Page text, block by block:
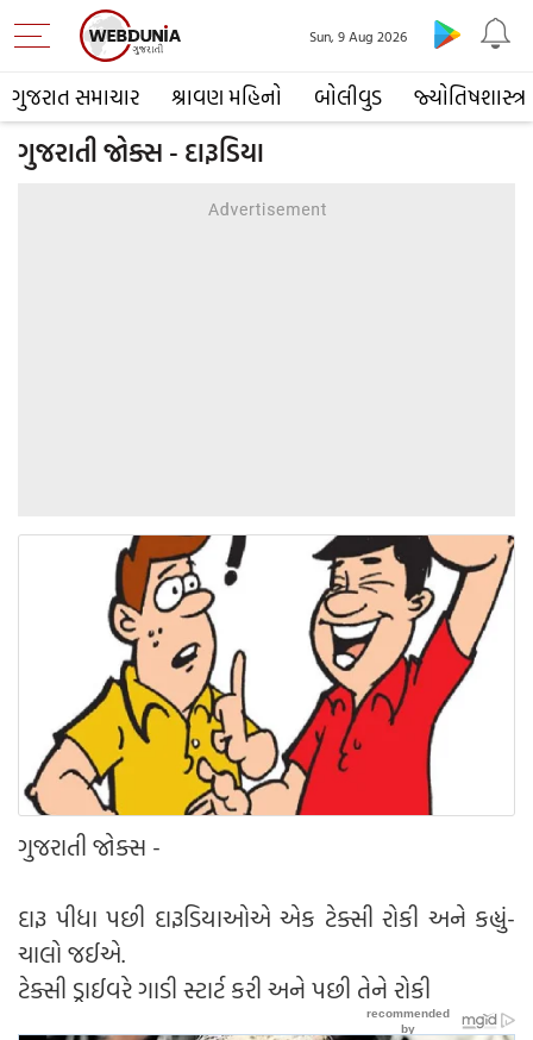
ગુજરાત સમાચાર શ્રાવણ મહિનો બોલીવુડ જ્યોતિષશાસ્ત્ર
Sun, 9 Aug 2026
ગુજરાતી જોક્સ - દારૂડિયા
ગુજરાતી જોક્સ -
દારૂ પીધા પછી દારૂડિયાઓએ એક ટેક્સી રોકી અને કહ્યું-
ચાલો જઈએ.
ટેક્સી ડ્રાઈવરે ગાડી સ્ટાર્ટ કરી અને પછી તેને રોકી